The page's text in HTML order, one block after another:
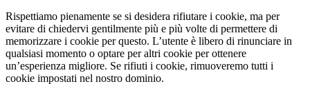
Rispettiamo pienamente se si desidera rifiutare i cookie, ma per
evitare di chiedervi gentilmente più e più volte di permettere di
memorizzare i cookie per questo. L’utente è libero di rinunciare in
qualsiasi momento o optare per altri cookie per ottenere
un’esperienza migliore. Se rifiuti i cookie, rimuoveremo tutti i
cookie impostati nel nostro dominio.